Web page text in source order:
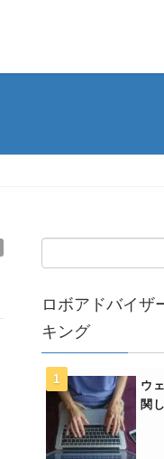
ロボアドバイザ
キング
ウ
関